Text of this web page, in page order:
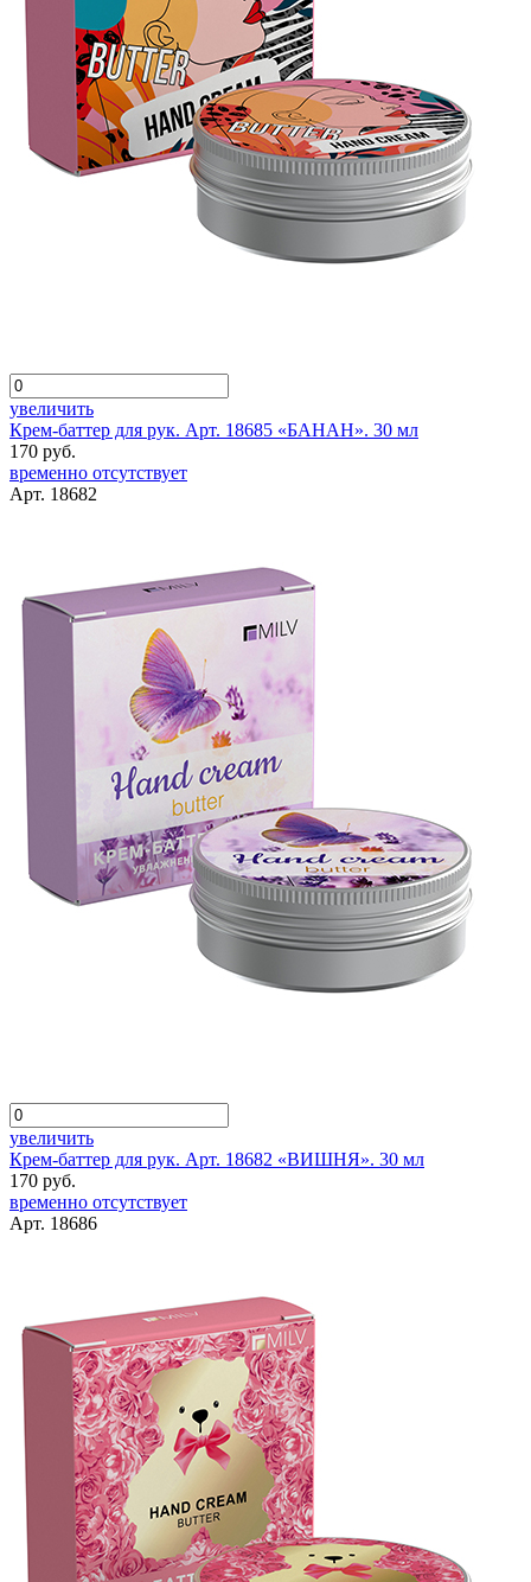
увеличить
Крем-баттер для рук. Арт. 18685 «БАНАН». 30 мл
170 руб.
временно отсутствует
Арт. 18682
увеличить
Крем-баттер для рук. Арт. 18682 «ВИШНЯ». 30 мл
170 руб.
временно отсутствует
Арт. 18686